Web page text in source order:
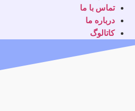
تماس با ما
درباره ما
کاتالوگ